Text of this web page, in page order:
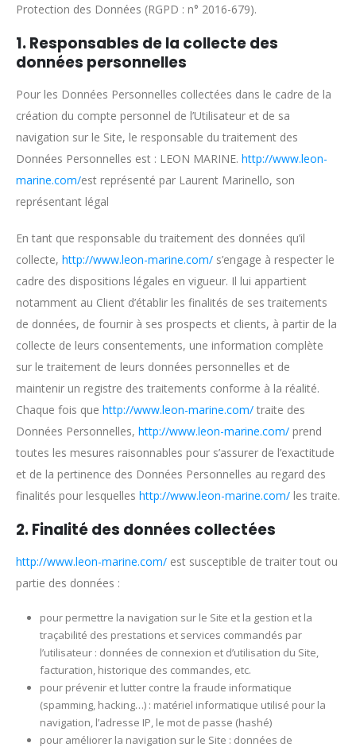
Protection des Données (RGPD : n° 2016-679).
1. Responsables de la collecte des
données personnelles
Pour les Données Personnelles collectées dans le cadre de la
création du compte personnel de l’Utilisateur et de sa
navigation sur le Site, le responsable du traitement des
Données Personnelles est : LEON MARINE. http://www.leon-
marine.com/est représenté par Laurent Marinello, son
représentant légal
En tant que responsable du traitement des données qu’il
collecte, http://www.leon-marine.com/ s’engage à respecter le
cadre des dispositions légales en vigueur. Il lui appartient
notamment au Client d’établir les finalités de ses traitements
de données, de fournir à ses prospects et clients, à partir de la
collecte de leurs consentements, une information complète
sur le traitement de leurs données personnelles et de
maintenir un registre des traitements conforme à la réalité.
Chaque fois que http://www.leon-marine.com/ traite des
Données Personnelles, http://www.leon-marine.com/ prend
toutes les mesures raisonnables pour s’assurer de l’exactitude
et de la pertinence des Données Personnelles au regard des
finalités pour lesquelles http://www.leon-marine.com/ les traite.
2. Finalité des données collectées
http://www.leon-marine.com/ est susceptible de traiter tout ou
partie des données :
pour permettre la navigation sur le Site et la gestion et la
traçabilité des prestations et services commandés par
l’utilisateur : données de connexion et d’utilisation du Site,
facturation, historique des commandes, etc.
pour prévenir et lutter contre la fraude informatique
(spamming, hacking…) : matériel informatique utilisé pour la
navigation, l’adresse IP, le mot de passe (hashé)
pour améliorer la navigation sur le Site : données de